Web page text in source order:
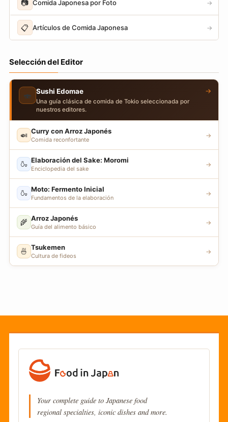
📷 Comida Japonesa por Foto →
📋 Artículos de Comida Japonesa →
Selección del Editor
🍣 Sushi Edomae
Una guía clásica de comida de Tokio seleccionada por
nuestros editores.
→
🍛 Curry con Arroz Japonés
Comida reconfortante
→
🍶 Elaboración del Sake: Moromi
Enciclopedia del sake
→
🍶 Moto: Fermento Inicial
Fundamentos de la elaboración
→
🌾 Arroz Japonés
Guía del alimento básico
→
🍜 Tsukemen
Cultura de fideos
→
Your complete guide to Japanese food
regional specialties, iconic dishes and more.